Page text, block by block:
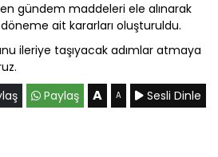
gündem maddeleri ele alınarak
ait kararları oluşturuldu.
ileriye taşıyacak adımlar atmaya
Paylaş A A Sesli Dinle